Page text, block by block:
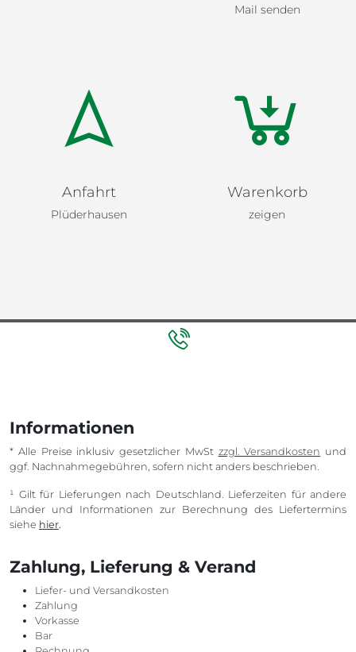
Mail senden
Anfahrt
Plüderhausen
Warenkorb
zeigen
Informationen
* Alle Preise inklusiv gesetzlicher MwSt zzgl. Versandkosten und
ggf. Nachnahmegebühren, sofern nicht anders beschrieben.
¹ Gilt für Lieferungen nach Deutschland. Lieferzeiten für andere
Länder und Informationen zur Berechnung des Liefertermins
siehe hier.
Zahlung, Lieferung & Verand
Liefer- und Versandkosten
Zahlung
Vorkasse
Bar